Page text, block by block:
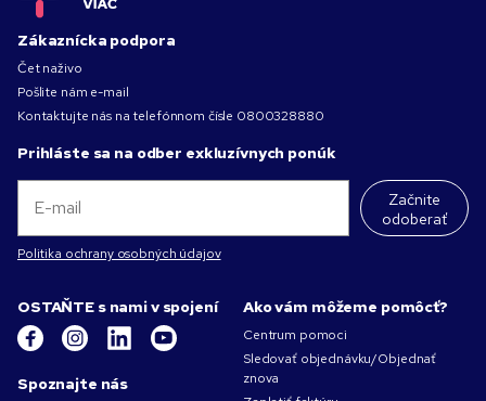
Zákaznícka podpora
Čet naživo
Pošlite nám e-mail
Kontaktujte nás na telefónnom čísle 0800328880
Prihláste sa na odber exkluzívnych ponúk
Začnite
odoberať
Politika ochrany osobných údajov
OSTAŇTE s nami v spojení
Spoznajte nás
Ako vám môžeme pomôcť?
Centrum pomoci
Sledovať objednávku/Objednať
znova